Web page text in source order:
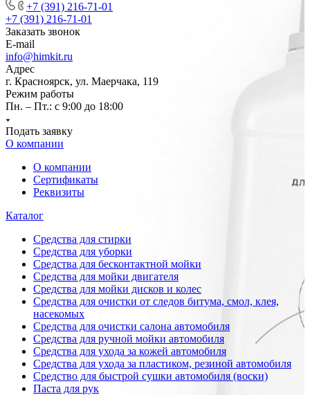
+7 (391) 216-71-01
+7 (391) 216-71-01
Заказать звонок
E-mail
info@himkit.ru
Адрес
г. Красноярск, ул. Маерчака, 119
Режим работы
Пн. – Пт.: с 9:00 до 18:00
Подать заявку
О компании
О компании
Сертификаты
Реквизиты
Каталог
Средства для стирки
Средства для уборки
Средства для бесконтактной мойки
Средства для мойки двигателя
Средства для мойки дисков и колес
Средства для очистки от следов битума, смол, клея,
насекомых
Средства для очистки салона автомобиля
Средства для ручной мойки автомобиля
Средства для ухода за кожей автомобиля
Средства для ухода за пластиком, резиной автомобиля
Средство для быстрой сушки автомобиля (воски)
Паста для рук